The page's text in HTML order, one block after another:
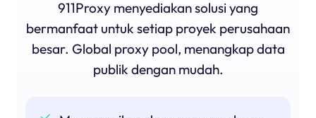
911Proxy menyediakan solusi yang
bermanfaat untuk setiap proyek perusahaan
besar. Global proxy pool, menangkap data
publik dengan mudah.